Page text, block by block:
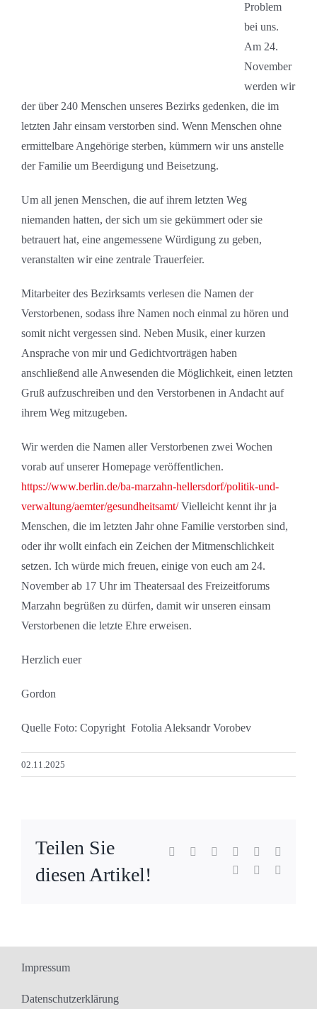
Problem
bei uns.
Am 24.
November
werden wir
der über 240 Menschen unseres Bezirks gedenken, die im
letzten Jahr einsam verstorben sind. Wenn Menschen ohne
ermittelbare Angehörige sterben, kümmern wir uns anstelle
der Familie um Beerdigung und Beisetzung.
Um all jenen Menschen, die auf ihrem letzten Weg
niemanden hatten, der sich um sie gekümmert oder sie
betrauert hat, eine angemessene Würdigung zu geben,
veranstalten wir eine zentrale Trauerfeier.
Mitarbeiter des Bezirksamts verlesen die Namen der
Verstorbenen, sodass ihre Namen noch einmal zu hören und
somit nicht vergessen sind. Neben Musik, einer kurzen
Ansprache von mir und Gedichtvorträgen haben
anschließend alle Anwesenden die Möglichkeit, einen letzten
Gruß aufzuschreiben und den Verstorbenen in Andacht auf
ihrem Weg mitzugeben.
Wir werden die Namen aller Verstorbenen zwei Wochen
vorab auf unserer Homepage veröffentlichen.
https://www.berlin.de/ba-marzahn-hellersdorf/politik-und-
verwaltung/aemter/gesundheitsamt/Vielleicht kennt ihr ja
Menschen, die im letzten Jahr ohne Familie verstorben sind,
oder ihr wollt einfach ein Zeichen der Mitmenschlichkeit
setzen. Ich würde mich freuen, einige von euch am 24.
November ab 17 Uhr im Theatersaal des Freizeitforums
Marzahn begrüßen zu dürfen, damit wir unseren einsam
Verstorbenen die letzte Ehre erweisen.
Herzlich euer
Gordon
Quelle Foto: Copyright Fotolia Aleksandr Vorobev
02.11.2025
Teilen Sie
diesen Artikel!
Facebook Reddit LinkedInWhatsApp
Pinterest
Impressum
Datenschutzerklärung